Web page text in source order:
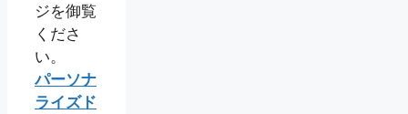
ジを御覧
くださ
い。
パーソナ
ライズド